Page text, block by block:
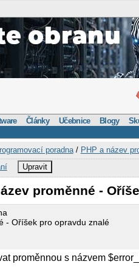
Články Učebnice Blogy
poradna/ PHP a název
Upravit
proměnné -
- Oříšek pro opravdu znalé
proměnnou s názvem